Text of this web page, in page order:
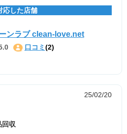
応した店舗
ンラブ clean-love.net
口コミ (2)
25/02/20
回収